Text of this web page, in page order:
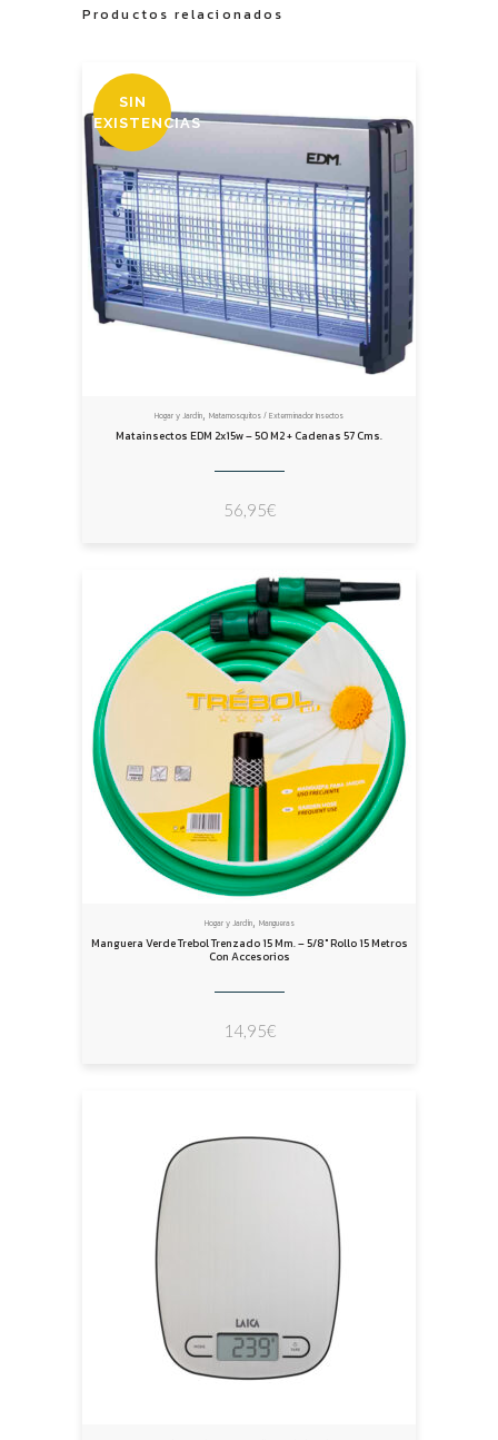
Productos relacionados
SIN
EXISTENCIAS
Hogar y Jardín, Matamosquitos / Exterminador Insectos
Matainsectos EDM 2x15w – 50 M2 + Cadenas 57 Cms.
56,95€
Hogar y Jardín, Mangueras
Manguera Verde Trebol Trenzado 15 Mm. – 5/8″ Rollo 15 Metros
Con Accesorios
14,95€